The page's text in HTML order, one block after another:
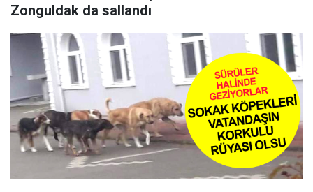
Zonguldak da sallandı